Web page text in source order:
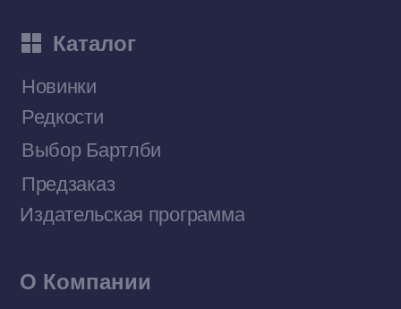
Договор оферты
Политика конфиденциальности
© 2026 Все права защищены
Приобрести книги на Ozon